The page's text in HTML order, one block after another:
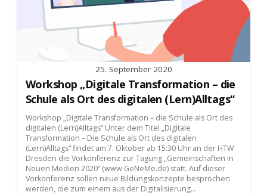
25. September 2020
Workshop „Digitale Transformation – die
Schule als Ort des digitalen (Lern)Alltags“
Workshop „Digitale Transformation – die Schule als Ort des
digitalen (Lern)Alltags“ Unter dem Titel „Digitale
Transformation – Die Schule als Ort des digitalen
(Lern)Alltags“ findet am 7. Oktober ab 15:30 Uhr an der HTW
Dresden die Vorkonferenz zur Tagung „Gemeinschaften in
Neuen Medien 2020“ (www.GeNeMe.de) statt. Auf dieser
Vorkonferenz sollen neue Bildungskonzepte besprochen
werden, die zum einem aus der Digitalisierung...